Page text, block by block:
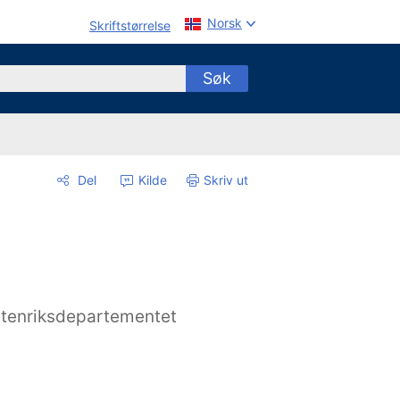
Skriftstørrelse Norsk
Søk
Del Kilde Skriv ut